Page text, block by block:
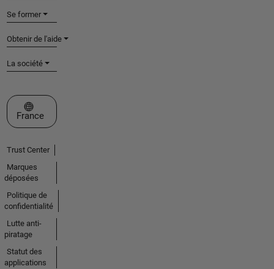
Se former
Obtenir de l'aide
La société
Sélectionner un site web
France
Trust Center
Marques
déposées
Politique de
confidentialité
Lutte anti-
piratage
Statut des
applications